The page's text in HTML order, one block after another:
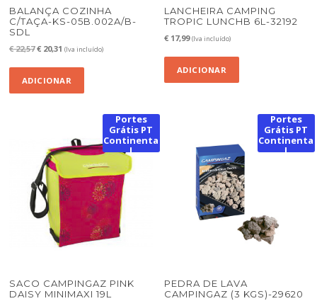
BALANÇA COZINHA
C/TAÇA-KS-05B.002A/B-
SDL
€22,57O
€ 20,31 O
(Iva incluído)
ADICIONAR
LANCHEIRA CAMPING
TROPIC LUNCHB 6L-32192
€ 17,99 (Iva incluído)
ADICIONAR
Portes
Grátis PT
Continenta
l
SACO CAMPINGAZ PINK
DAISY MINIMAXI 19L
Portes
Grátis PT
Continenta
l
PEDRA DE LAVA
CAMPINGAZ (3 KGS)-29620